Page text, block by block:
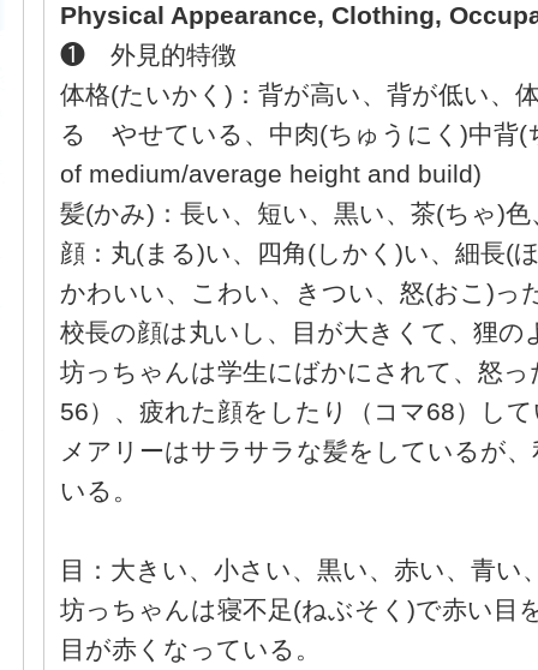
Physical Appearance, Clothing,
❶ 外見的特徴
体格(たいかく)：背が高い、背が低い、
る やせている、中肉(ちゅうにく)中背(
of medium/average height and build)
髪(かみ)：長い、短い、黒い、茶(ちゃ)
顔：丸(まる)い、四角(しかく)い、細長(
かわいい、こわい、きつい、怒(おこ)っ
校長の顔は丸いし、目が大きくて、狸の
坊っちゃんは学生にばかにされて、怒
56）、疲れた顔をしたり（コマ68）し
メアリーはサラサラな髪をしているが
いる。
目：大きい、小さい、黒い、赤い、青い
坊っちゃんは寝不足(ねぶそく)で赤い目
目が赤くなっている。